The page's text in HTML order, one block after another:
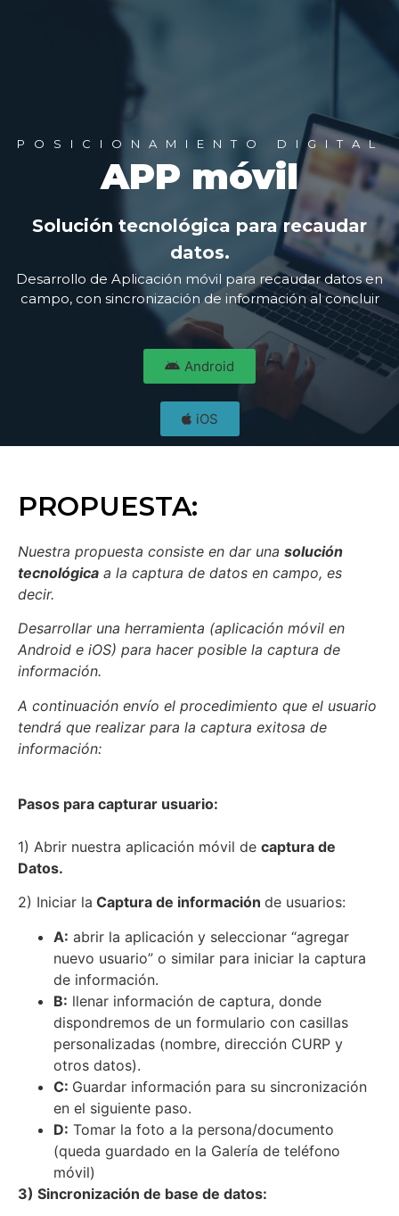
POSICIONAMIENTO DIGITAL
APP móvil
Solución tecnológica para recaudar
datos.
Desarrollo de Aplicación móvil para recaudar datos en
campo, con sincronización de información al concluir
Android
iOS
PROPUESTA:
Nuestra propuesta consiste en dar una solución
tecnológica a la captura de datos en campo, es
decir.
Desarrollar una herramienta (aplicación móvil en
Android e iOS) para hacer posible la captura de
información.
A continuación envío el procedimiento que el usuario
tendrá que realizar para la captura exitosa de
información:
Pasos para capturar usuario:
1) Abrir nuestra aplicación móvil de captura de
Datos.
2) Iniciar la Captura de información de usuarios:
A: abrir la aplicación y seleccionar “agregar
nuevo usuario” o similar para iniciar la captura
de información.
B: llenar información de captura, donde
dispondremos de un formulario con casillas
personalizadas (nombre, dirección CURP y
otros datos).
C: Guardar información para su sincronización
en el siguiente paso.
D: Tomar la foto a la persona/documento
(queda guardado en la Galería de teléfono
móvil)
3) Sincronización de base de datos: